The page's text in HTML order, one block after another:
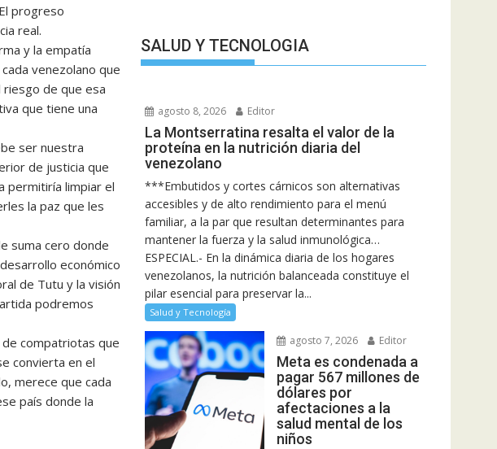
progreso
real.
y la empatía
venezolano que
de que esa
que tiene una
ser nuestra
de justicia que
permitiría limpiar el
la paz que les
suma cero donde
económico
de Tutu y la visión
podremos
compatriotas que
convierta en el
merece que cada
país donde la
SALUD Y TECNOLOGIA
agosto 8, 2026 Editor
La Montserratina resalta el valor de la
proteína en la nutrición diaria del
venezolano
***Embutidos y cortes cárnicos son alternativas
accesibles y de alto rendimiento para el menú
familiar, a la par que resultan determinantes para
mantener la fuerza y la salud inmunológica…
ESPECIAL.- En la dinámica diaria de los hogares
venezolanos, la nutrición balanceada constituye el
pilar esencial para preservar la...
Salud y Tecnología
agosto 7, 2026 Editor
Meta es condenada a
pagar 567 millones de
dólares por
afectaciones a la
salud mental de los
niños